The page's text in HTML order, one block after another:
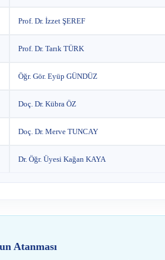
Prof. Dr. İzzet ŞEREF
Prof. Dr. Tarık TÜRK
Öğr. Gör. Eyüp GÜNDÜZ
Doç. Dr. Kübra ÖZ
Doç. Dr. Merve TUNCAY
Dr. Öğr. Üyesi Kağan KAYA
Atanması